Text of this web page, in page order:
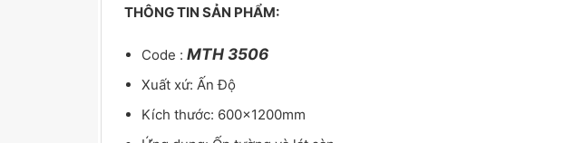
THÔNG TIN SẢN PHẨM:
Code : MTH 3506
Xuất xứ: Ấn Độ
Kích thước: 600x1200mm